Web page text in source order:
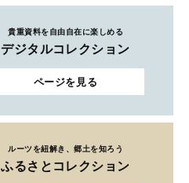
貴重資料を自由自在に楽しめる
デジタルコレクション
ページを見る
ルーツを紐解き、郷土を知ろう
ふるさとコレクション